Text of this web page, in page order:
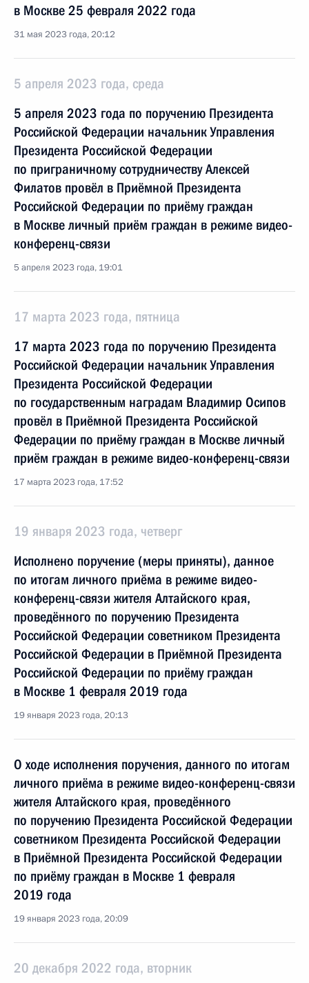
в Москве 25 февраля 2022 года
31 мая 2023 года, 20:12
5 апреля 2023 года, среда
5 апреля 2023 года по поручению Президента
Российской Федерации начальник Управления
Президента Российской Федерации
по приграничному сотрудничеству Алексей
Филатов провёл в Приёмной Президента
Российской Федерации по приёму граждан
в Москве личный приём граждан в режиме видео-
конференц-связи
5 апреля 2023 года, 19:01
17 марта 2023 года, пятница
17 марта 2023 года по поручению Президента
Российской Федерации начальник Управления
Президента Российской Федерации
по государственным наградам Владимир Осипов
провёл в Приёмной Президента Российской
Федерации по приёму граждан в Москве личный
приём граждан в режиме видео-конференц-связи
17 марта 2023 года, 17:52
19 января 2023 года, четверг
Исполнено поручение (меры приняты), данное
по итогам личного приёма в режиме видео-
конференц-связи жителя Алтайского края,
проведённого по поручению Президента
Российской Федерации советником Президента
Российской Федерации в Приёмной Президента
Российской Федерации по приёму граждан
в Москве 1 февраля 2019 года
19 января 2023 года, 20:13
О ходе исполнения поручения, данного по итогам
личного приёма в режиме видео-конференц-связи
жителя Алтайского края, проведённого
по поручению Президента Российской Федерации
советником Президента Российской Федерации
в Приёмной Президента Российской Федерации
по приёму граждан в Москве 1 февраля
2019 года
19 января 2023 года, 20:09
20 декабря 2022 года, вторник